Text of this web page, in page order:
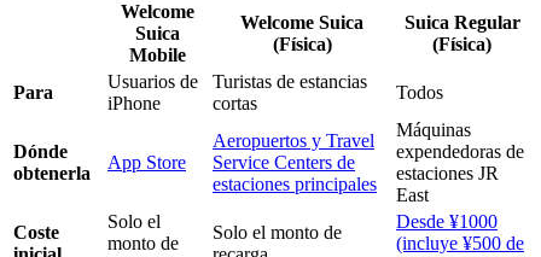
Welcome
Suica
Mobile
Welcome Suica
(Física)
Suica Regular
(Física)
Para
Usuarios de
iPhone
Turistas de estancias
cortas
Todos
Dónde
obtenerla
App Store
Aeropuertos y Travel
Service Centers de
estaciones principales
Máquinas
expendedoras de
estaciones JR
East
Coste
Solo el
monto de
Solo el monto de
Desde ¥1000
(incluye ¥500 de